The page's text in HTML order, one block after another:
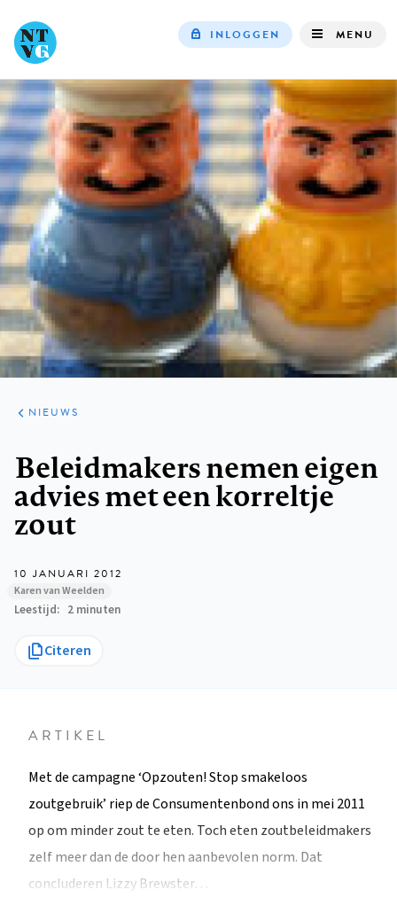
navigation
INLOGGEN MENU
ARTIKELEN
HET
KORT
NIEUWS
Beleidmakers nemen eigen
advies met een korreltje
zout
10 JANUARI 2012
Karen van Weelden
Leestijd 2 minuten
Citeren
ARTIKEL
Met de campagne ‘Opzouten! Stop smakeloos
zoutgebruik’ riep de Consumentenbond ons in mei 2011
op om minder zout te eten. Toch eten zoutbeleidmakers
zelf meer dan de door hen aanbevolen norm. Dat
concluderen Lizzy Brewster…